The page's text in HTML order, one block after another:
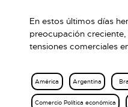
En estos últimos días
preocupación
tensiones comerciales
América Argentina
Comercio Política económica